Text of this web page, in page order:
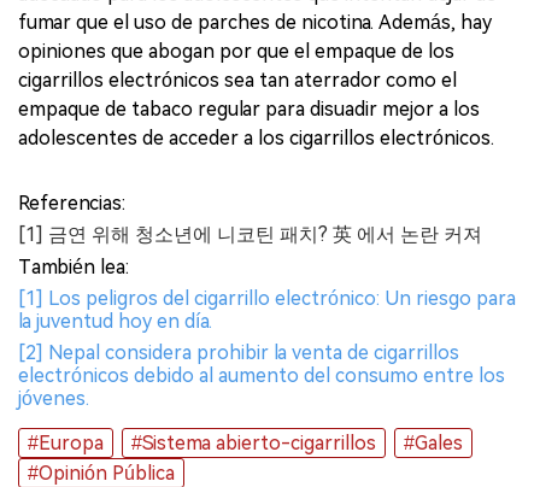
fumar que el uso de parches de nicotina. Además, hay
opiniones que abogan por que el empaque de los
cigarrillos electrónicos sea tan aterrador como el
empaque de tabaco regular para disuadir mejor a los
adolescentes de acceder a los cigarrillos electrónicos.
Referencias:
[1] 금연 위해 청소년에 니코틴 패치? 英 에서 논란 커져
También lea:
[1] Los peligros del cigarrillo electrónico: Un riesgo para
la juventud hoy en día.
[2] Nepal considera prohibir la venta de cigarrillos
electrónicos debido al aumento del consumo entre los
jóvenes.
#Europa
#Sistema abierto-cigarrillos
#Gales
#Opinión Pública